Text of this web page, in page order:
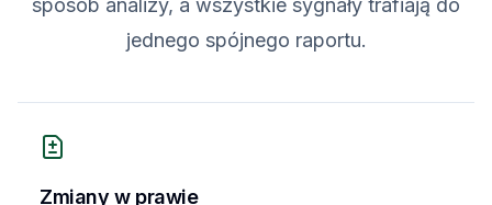
sposób analizy, a wszystkie sygnały trafiają do
jednego spójnego raportu.
Zmiany w prawie